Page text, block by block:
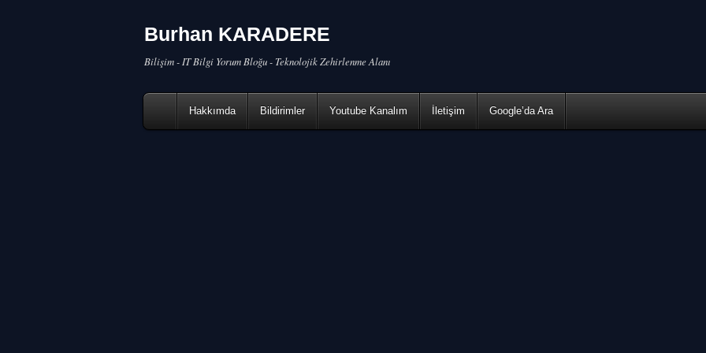
Burhan KARADERE
Bilişim - IT Bilgi Yorum Bloğu - Teknolojik Zehirlenme Alanı
Hakkımda Bildirimler Youtube Kanalım İletişim Google’da Ara